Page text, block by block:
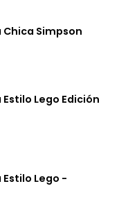
Simpson
Lego Edición
Lego -